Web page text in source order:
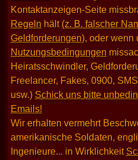
Kontaktanzeigen-Seite
Regeln hält (z. B. falscher
Geldforderungen), oder wenn
Nutzungsbedingungen
Heiratsschwindler,
Freelancer, Fakes, 0900,
usw.) Schick uns bitte
Emails!
Wir erhalten vermehrt
amerikanische Soldaten,
Ingenieure... in Wirklichkeit